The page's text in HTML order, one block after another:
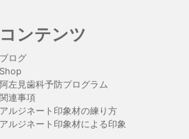
コンテンツ
ブログ
Shop
阿左見歯科予防プログラム
関連事項
アルジネート印象材の練り方
アルジネート印象材による印象